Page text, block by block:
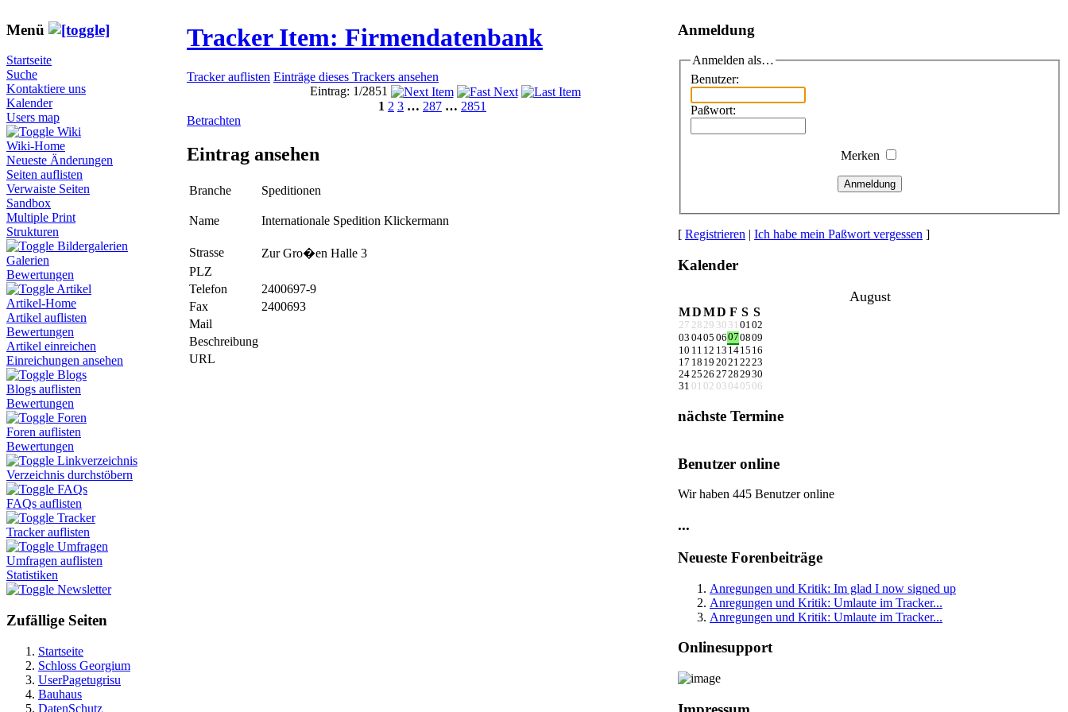
Menü
Startseite
Suche
Kontaktiere uns
Kalender
Users map
Wiki
Wiki-Home
Neueste Änderungen
Seiten auflisten
Verwaiste Seiten
Sandbox
Multiple Print
Strukturen
Bildergalerien
Galerien
Bewertungen
Artikel
Artikel-Home
Artikel auflisten
Bewertungen
Artikel einreichen
Einreichungen ansehen
Blogs
Blogs auflisten
Bewertungen
Foren
Foren auflisten
Bewertungen
Linkverzeichnis
Verzeichnis durchstöbern
FAQs
FAQs auflisten
Tracker
Tracker auflisten
Umfragen
Umfragen auflisten
Statistiken
Newsletter
Zufällige Seiten
Startseite
Schloss Georgium
UserPagetugrisu
Bauhaus
DatenSchutz
Tracker Item: Firmendatenbank
Tracker auflisten Einträge dieses Trackers ansehen
Eintrag: 1/2851
1 2 3 … 287 … 2851
Betrachten
Eintrag ansehen
Branche Speditionen
Name Internationale Spedition Klickermann
Strasse
Zur Gro�en Halle 3
PLZ
Telefon
2400697-9
Fax
2400693
Mail
Beschreibung
URL
Anmeldung
Anmelden als…
Benutzer:
Paßwort:
Merken
Anmeldung
[ Registrieren | Ich habe mein Paßwort vergessen ]
Kalender
August
MDMD F S S
27 28 29 30 31 0102
03 0405 06070809
10 11 12 13 1415 16
17 18 19 20212223
242526 27282930
31 01 02 03 04 05 06
nächste Termine
Benutzer online
Wir haben 445 Benutzer online
...
Neueste Forenbeiträge
Anregungen und Kritik: Im glad I now signed up
Anregungen und Kritik: Umlaute im Tracker...
Anregungen und Kritik: Umlaute im Tracker...
Onlinesupport